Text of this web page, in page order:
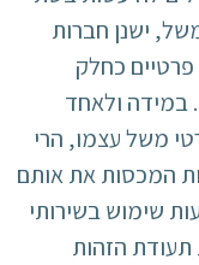
ישנן חברות
פרטיים כחלק
במידה ולאחד
משל עצמו, הרי
המכסות את אותם
שימוש בשירותי
תעודת הזהות